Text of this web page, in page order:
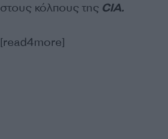
στους κόλπους τηςCIA.
[read4more]